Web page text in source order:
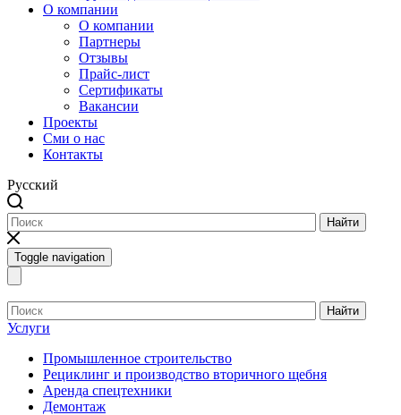
О компании
О компании
Партнеры
Отзывы
Прайс-лист
Сертификаты
Вакансии
Проекты
Сми о нас
Контакты
Русский
Найти
Toggle navigation
Найти
Услуги
Промышленное строительство
Рециклинг и производство вторичного щебня
Аренда спецтехники
Демонтаж